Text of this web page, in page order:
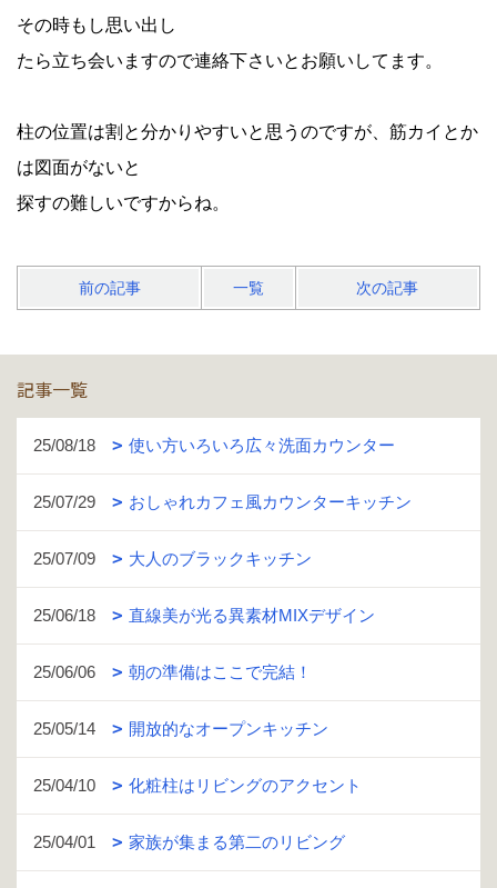
その時もし思い出し
たら立ち会いますので連絡下さいとお願いしてます。
柱の位置は割と分かりやすいと思うのですが、筋カイとか
は図面がないと
探すの難しいですからね。
前の記事 一覧 次の記事
記事一覧
25/08/18 使い方いろいろ広々洗面カウンター
25/07/29 おしゃれカフェ風カウンターキッチン
25/07/09 大人のブラックキッチン
25/06/18 直線美が光る異素材MIXデザイン
25/06/06 朝の準備はここで完結！
25/05/14 開放的なオープンキッチン
25/04/10 化粧柱はリビングのアクセント
25/04/01 家族が集まる第二のリビング